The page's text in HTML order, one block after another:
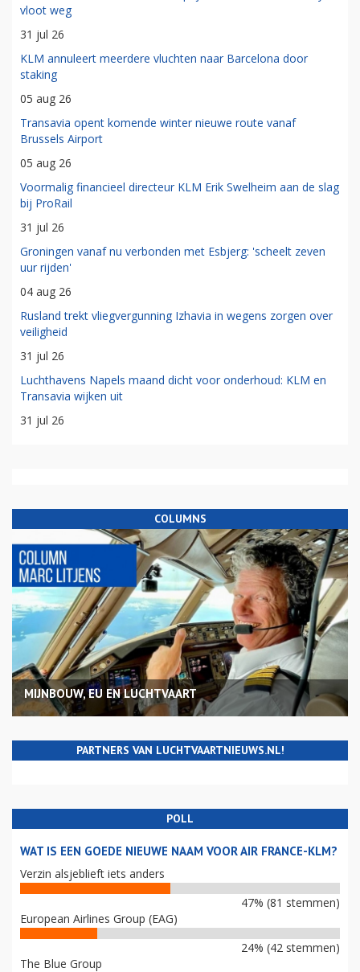
vloot weg
31 jul 26
KLM annuleert meerdere vluchten naar Barcelona door
staking
05 aug 26
Transavia opent komende winter nieuwe route vanaf
Brussels Airport
05 aug 26
Voormalig financieel directeur KLM Erik Swelheim aan de slag
bij ProRail
31 jul 26
Groningen vanaf nu verbonden met Esbjerg: 'scheelt zeven
uur rijden'
04 aug 26
Rusland trekt vliegvergunning Izhavia in wegens zorgen over
veiligheid
31 jul 26
Luchthavens Napels maand dicht voor onderhoud: KLM en
Transavia wijken uit
31 jul 26
COLUMNS
MIJNBOUW, EU EN LUCHTVAART
PARTNERS VAN LUCHTVAARTNIEUWS.NL!
POLL
WAT IS EEN GOEDE NIEUWE NAAM VOOR AIR FRANCE-KLM?
Verzin alsjeblieft iets anders
47% (81 stemmen)
European Airlines Group (EAG)
24% (42 stemmen)
The Blue Group